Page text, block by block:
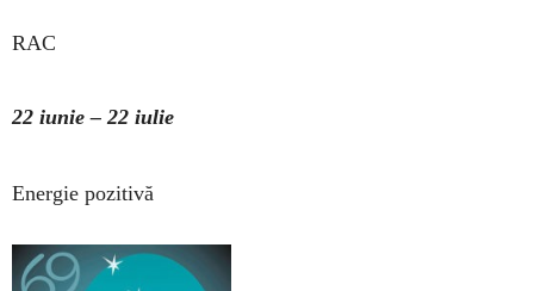
RAC
22 iunie – 22 iulie
Energie pozitivă